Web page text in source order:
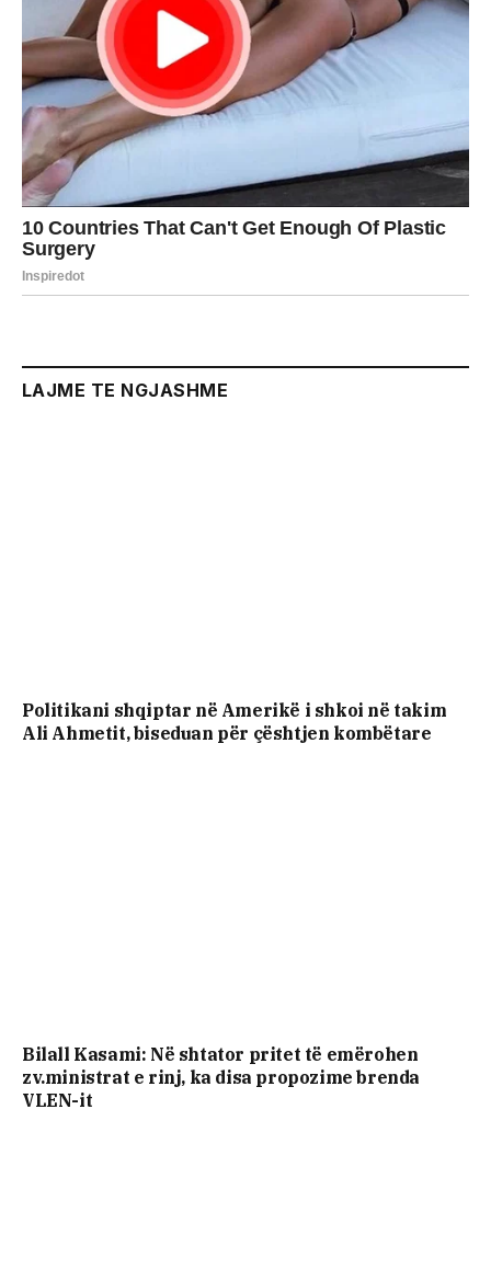
LAJME TE NGJASHME
Politikani shqiptar në Amerikë i shkoi në takim
Ali Ahmetit, biseduan për çështjen kombëtare
Bilall Kasami: Në shtator pritet të emërohen
zv.ministrat e rinj, ka disa propozime brenda
VLEN-it